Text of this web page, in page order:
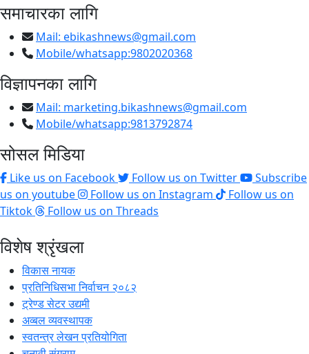
समाचारका लागि
Mail: ebikashnews@gmail.com
Mobile/whatsapp:9802020368
विज्ञापनका लागि
Mail: marketing.bikashnews@gmail.com
Mobile/whatsapp:9813792874
सोसल मिडिया
Like us on Facebook Follow us on Twitter
Subscribe
us on youtube
Follow us on Instagram
Follow us on
Tiktok
Follow us on Threads
विशेष श्रृंखला
विकास नायक
प्रतिनिधिसभा निर्वाचन २०८२
ट्रेण्ड सेटर उद्यमी
अव्बल व्यवस्थापक
स्वतन्त्र लेखन प्रतियोगिता